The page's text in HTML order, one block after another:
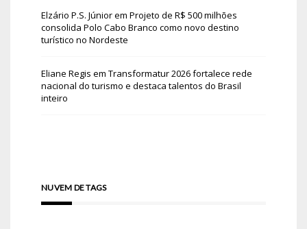
Elzário P.S. Júniorem Projeto de R$ 500 milhões
consolida Polo Cabo Branco como novo destino
turístico no Nordeste
Eliane Regis em Transformatur 2026 fortalece rede
nacional do turismo e destaca talentos do Brasil
inteiro
NUVEM DE TAGS